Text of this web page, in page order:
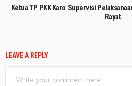
Ketua TP PKK Karo Supervisi
Rayat
LEAVE A REPLY